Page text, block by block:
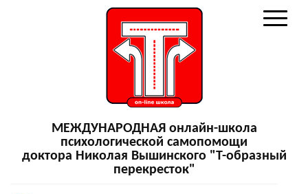
МЕЖДУНАРОДНАЯ онлайн-школа
психологической самопомощи
доктора Николая Вышинского "Т-образный
перекресток"